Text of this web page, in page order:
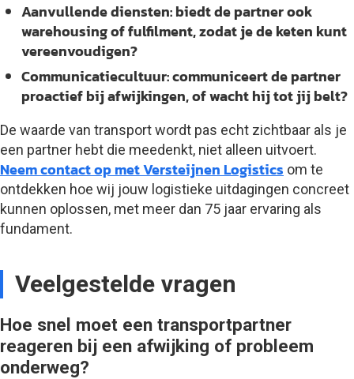
Aanvullende diensten: biedt de partner ook
warehousing of fulfilment, zodat je de keten kunt
vereenvoudigen?
Communicatiecultuur: communiceert de partner
proactief bij afwijkingen, of wacht hij tot jij belt?
De waarde van transport wordt pas echt zichtbaar als je
een partner hebt die meedenkt, niet alleen uitvoert.
Neem contact op met Versteijnen Logistics om te
ontdekken hoe wij jouw logistieke uitdagingen concreet
kunnen oplossen, met meer dan 75 jaar ervaring als
fundament.
Veelgestelde vragen
Hoe snel moet een transportpartner
reageren bij een afwijking of probleem
onderweg?